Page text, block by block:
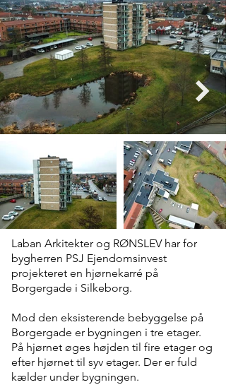
Laban Arkitekter og RØNSLEV har for
bygherren PSJ Ejendomsinvest
projekteret en hjørnekarré på
Borgergade i Silkeborg.
Mod den eksisterende bebyggelse på
Borgergade er bygningen i tre etager.
På hjørnet øges højden til fire etager og
efter hjørnet til syv etager. Der er fuld
kælder under bygningen.